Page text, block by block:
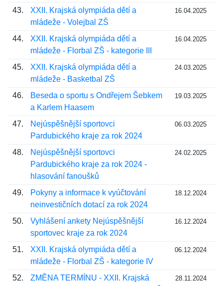
43.
XXII. Krajská olympiáda dětí a
mládeže - Volejbal ZŠ
16.04.2025
44.
XXII. Krajská olympiáda dětí a
mládeže - Florbal ZŠ - kategorie III
16.04.2025
45.
XXII. Krajská olympiáda dětí a
mládeže - Basketbal ZŠ
24.03.2025
46.
Beseda o sportu s Ondřejem Šebkem
a Karlem Haasem
19.03.2025
47.
Nejúspěšnější sportovci
Pardubického kraje za rok 2024
06.03.2025
48.
Nejúspěšnější sportovci
Pardubického kraje za rok 2024 -
hlasování fanoušků
24.02.2025
49.
Pokyny a informace k vyúčtování
neinvestičních dotací za rok 2024
18.12.2024
50.
Vyhlášení ankety Nejúspěšnější
sportovec kraje za rok 2024
16.12.2024
51.
XXII. Krajská olympiáda dětí a
mládeže - Florbal ZŠ - kategorie IV
06.12.2024
52.
ZMĚNA TERMÍNU - XXII. Krajská
28.11.2024